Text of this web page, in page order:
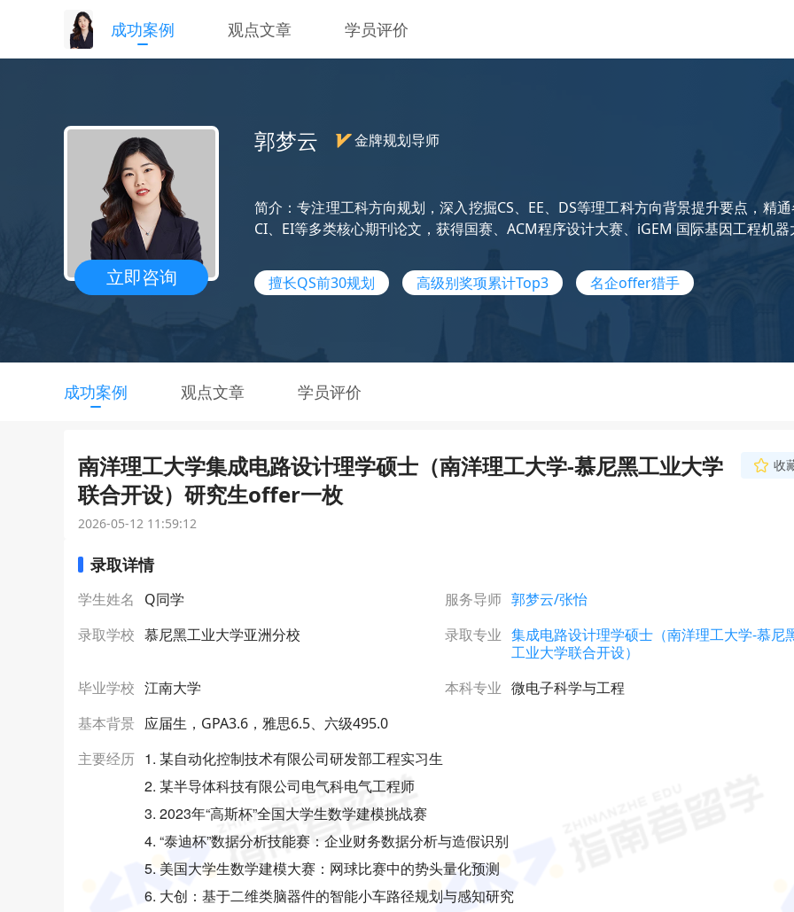
成功案例 观点文章 学员评价
立即咨询
郭梦云 金牌规划导师
简介：专注理工科方向规划，深入挖掘CS、EE、DS等理工科方向背景提升要点，精
CI、EI等多类核心期刊论文，获得国赛、ACM程序设计大赛、iGEM 国际基因工程机
擅长QS前30规划 高级别奖项累计Top3 名企offer猎手
成功案例 观点文章 学员评价
南洋理工大学集成电路设计理学硕士（南洋理工大学-慕尼黑工业大学
联合开设）研究生offer一枚
收
2026-05-12 11:59:12
录取详情
学生姓名 Q同学 服务导师 郭梦云/张怡
录取学校 慕尼黑工业大学亚洲分校 录取专业 集成电路设计理学硕士（南洋理工大学-慕尼
工业大学联合开设）
毕业学校 江南大学 本科专业 微电子科学与工程
基本背景 应届生，GPA3.6，雅思6.5、六级495.0
主要经历 1. 某自动化控制技术有限公司研发部工程实习生
2. 某半导体科技有限公司电气科电气工程师
3. 2023年“高斯杯”全国大学生数学建模挑战赛
4. “泰迪杯”数据分析技能赛：企业财务数据分析与造假识别
5. 美国大学生数学建模大赛：网球比赛中的势头量化预测
6. 大创：基于二维类脑器件的智能小车路径规划与感知研究